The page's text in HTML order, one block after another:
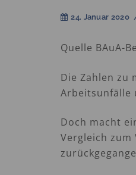
24. Januar 2020
Quelle BAuA-
Die Zahlen zu
Arbeitsunfälle
Doch macht
Vergleich zum